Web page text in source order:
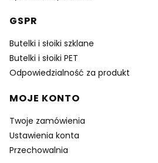
GSPR
Butelki i słoiki szklane
Butelki i słoiki PET
Odpowiedzialność za produkt
MOJE KONTO
Twoje zamówienia
Ustawienia konta
Przechowalnia